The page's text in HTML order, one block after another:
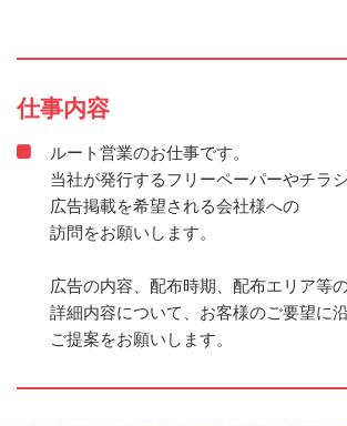
仕事内容
ルート営業のお仕事です。
当社が発行するフリーペーパーやチラ
広告掲載を希望される会社様への
訪問をお願いします。
広告の内容、配布時期、配布エリア等
詳細内容について、お客様のご要望に
ご提案をお願いします。